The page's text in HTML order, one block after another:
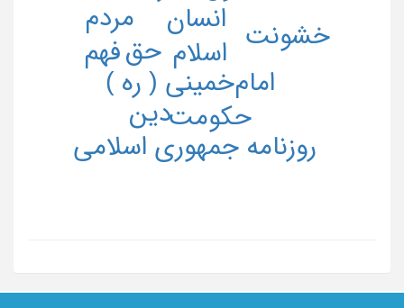
اسلام
امام‌خمینی ( ره )
انسان
حق
حکومت
خشونت
دین
روزنامه جمهوری اسلامی
فهم
مردم